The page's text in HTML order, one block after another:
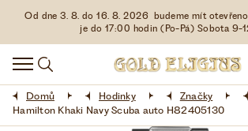
Od dne 3. 8. do 16. 8. 2026 budeme mít
je do 17:00 hodin (Po-Pá) Sobota 9-
HODINKY
DOPLŇKY
ŠPERKY
Domů Hodinky Značky
Hamilton Khaki Navy Scuba auto H82405130